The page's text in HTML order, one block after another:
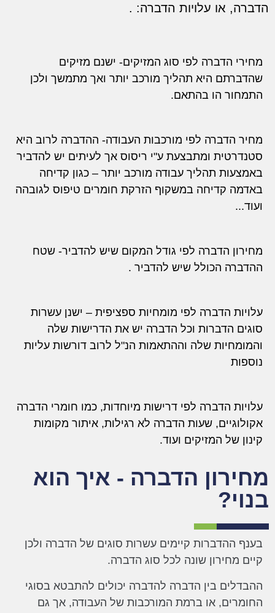
מחירון הדברה - איך הוא
בנוי?
בענף ההדברות קיימים עשרות סוגים של הדברה ולכן
קיים מחירון שונה לכל סוג הדברה.
ההבדלים בין הדברה להדברה יכולים להתבטא בסוגי
החומרים, או ברמת המורכבות של העבודה, אך גם
הדברה, או עלויות הדברה: .
מחירי הדברה לפי סוג המזיקים- ישנם מזיקים
שהדברתם היא תהליך מורכב יותר ואך מתמשך ולכן
התמחור הו בהתאם.
מחיר הדברה לפי מורכבות העבודה- ההדברה לרוב היא
סטנדרטית ומתבצעת ע"י ריסוס אך לעיתים יש להדביר
באמצעות תהליך עבודה מורכב יותר – כגון קדיחה
באדמה קדיחה במשקוף הזרקת חומרים טיפוס לגובהה
ועוד...
מחירון הדברה לפי גודל המקום שיש להדביר- שטח
ההדברה הכולל שיש להדביר .
עלויות הדברה לפי מומחיות ספציפית – ישנן עשרות
סוגים הדברות וכל הדברה יש את הדרישות שלה
והמומחיות שלה וההתאמות הנ"ל לרוב דורשות עליות
נוספות
עלויות הדברה לפי דרישות מיוחדות, כמו חומרי הדברה
אקולוגיים, שעות הדברה לא רגילות, איתור מקומות
קינון של המזיקים ועוד.